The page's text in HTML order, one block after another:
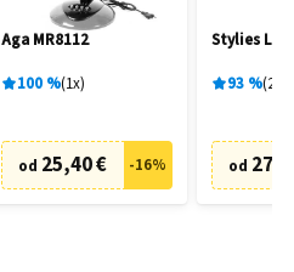
Aga MR8112
100% 1x
od 25,40 € -16%
Stylies
93% 2
od